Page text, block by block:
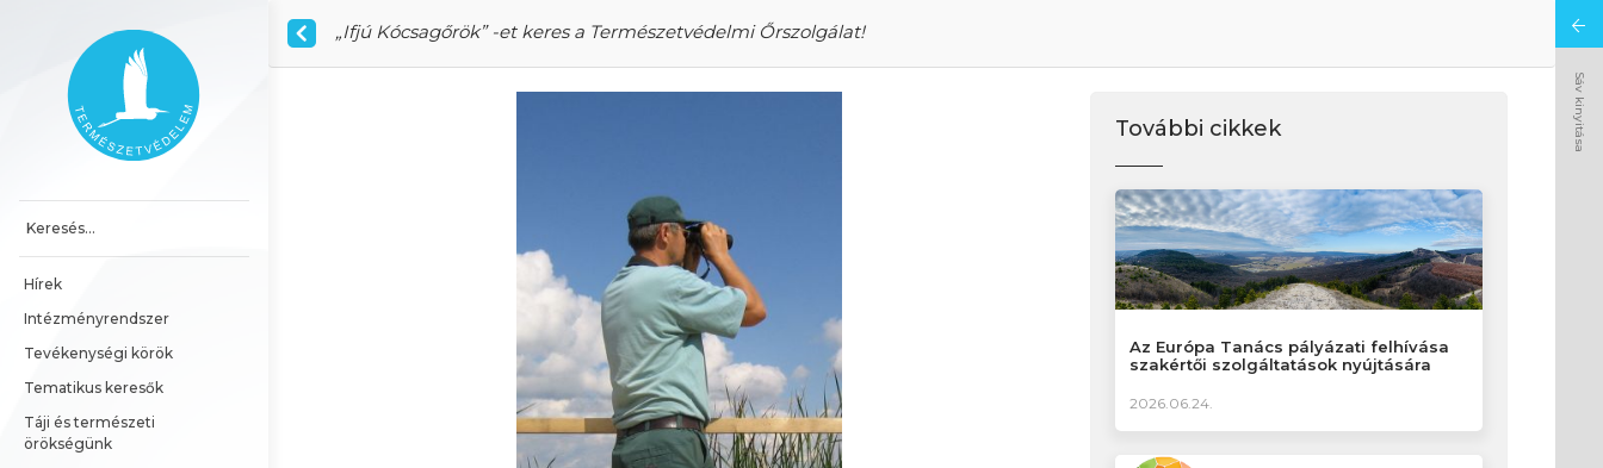
Főoldal
Hírek
Intézményrendszer
Tevékenységi körök
Tematikus keresők
Táji és természeti
örökségünk
„Ifjú Kócsagőrök” -et keres a Természetvédelmi Őrszolgálat!
További cikkek
Az Európa Tanács pályázati felhívása
szakértői szolgáltatások nyújtására
2026.06.24.
Sáv kinyitása